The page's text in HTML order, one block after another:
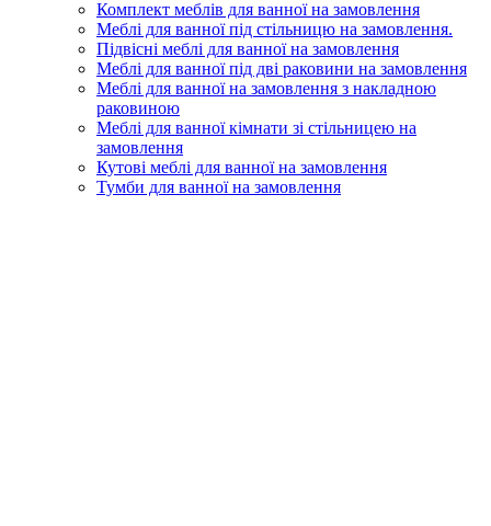
Комплект меблів для ванної на замовлення
Меблі для ванної під стільницю на замовлення.
Підвісні меблі для ванної на замовлення
Меблі для ванної під дві раковини на замовлення
Меблі для ванної на замовлення з накладною
раковиною
Меблі для ванної кімнати зі стільницею на
замовлення
Кутові меблі для ванної на замовлення
Тумби для ванної на замовлення